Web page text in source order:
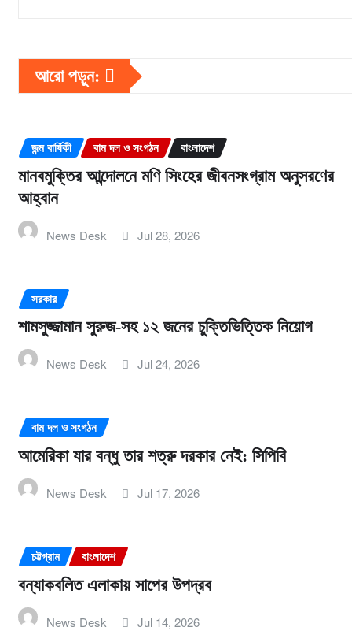
আরো পড়ুন:
জন্ম বার্ষিকী বাম দল ও সংগঠন বাংলাদেশ
মানবমুক্তির আন্দোলনে মণি সিংহের জীবনসংগ্রাম অনুসরণের
আহ্বান
News Desk Jul 28, 2026
সরকার
শামসুজ্জামান সুরুজ-সহ ১২ জনের চুক্তিভিত্তিক নিয়োগ
News Desk Jul 24, 2026
বাম দল ও সংগঠন
আমেরিকা যার বন্ধু তার শত্রু দরকার নেই: সিপিবি
News Desk Jul 17, 2026
চট্টগ্রাম বাংলাদেশ
বন্যাকবলিত এলাকায় সাপের উপদ্রব
News Desk Jul 14, 2026